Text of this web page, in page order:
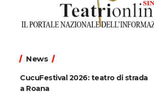
News
CucuFestival 2026: teatro di strada
a Roana